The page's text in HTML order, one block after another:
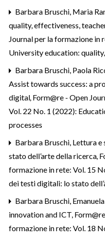
Barbara Bruschi, Maria
quality, effectiveness,
Journal per la formazione in
University education:
Barbara Bruschi, Paola
Assist towards success: a
digital, Form@re - Open
Vol. 22 No. 1 (2022):
processes
Barbara Bruschi, Lettura
stato dell’arte della ricerca,
formazione in rete: Vol. 15
dei testi digitali: lo stato
Barbara Bruschi,
innovation and ICT
formazione in rete: Vol. 18